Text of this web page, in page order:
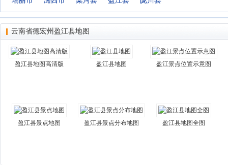
云南省德宏州盈江县地图
盈江县地图高清版 盈江县地图 盈江景点位置示意图
盈江县景点地图 盈江县景点分布地图 盈江县地图全图